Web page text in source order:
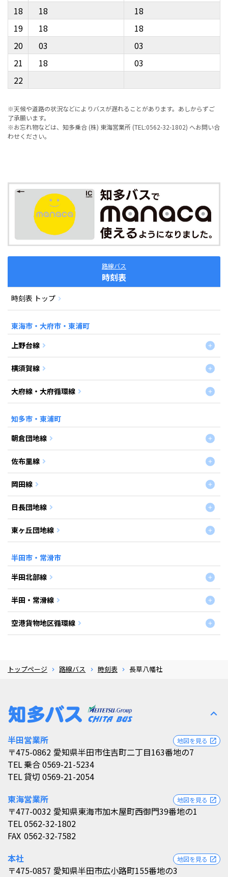
18
19
20
21
22
18
18
03
18
18
18
03
03
※天候や道路の状況などによりバスが遅れることがあります。あしからずご
了承願います。
※お忘れ物などは、知多乗合 (株) 東海営業所 (TEL:0562-32-1802) へお問い合
わせください。
路線バス
時刻表
時刻表 トップ
東海市・大府市・東浦町
上野台線
横須賀線
大府線・大府循環線
知多市・東浦町
朝倉団地線
佐布里線
岡田線
日長団地線
東ヶ丘団地線
半田市・常滑市
半田北部線
半田・常滑線
空港貨物地区循環線
トップページ 路線バス 時刻表 長草八幡社
expand_less
半田営業所
〒475-0862 愛知県半田市住吉町二丁目163番地の7
地図を見る open_in_new
TEL乗合 0569-21-5234
TEL貸切 0569-21-2054
東海営業所
〒477-0032 愛知県東海市加木屋町西御門39番地の1
地図を見る open_in_new
TEL0562-32-1802
FAX 0562-32-7582
本社
〒475-0857 愛知県半田市広小路町155番地の3
地図を見る open_in_new